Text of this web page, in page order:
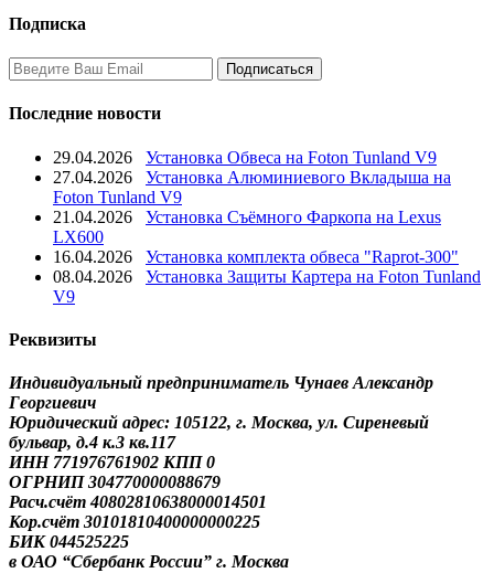
Подписка
Последние новости
29.04.2026
Установка Обвеса на Foton Tunland V9
27.04.2026
Установка Алюминиевого Вкладыша на
Foton Tunland V9
21.04.2026
Установка Съёмного Фаркопа на Lexus
LX600
16.04.2026
Установка комплекта обвеса "Raprot-300"
08.04.2026
Установка Защиты Картера на Foton Tunland
V9
Реквизиты
Индивидуальный предприниматель Чунаев Александр
Георгиевич
Юридический адрес: 105122, г. Москва, ул. Сиреневый
бульвар, д.4 к.3 кв.117
ИНН 771976761902 КПП 0
ОГРНИП 304770000088679
Расч.счёт 40802810638000014501
Кор.счёт 30101810400000000225
БИК 044525225
в ОАО “Сбербанк России” г. Москва